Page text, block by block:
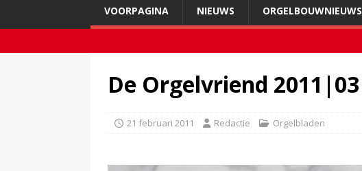
VOORPAGINA NIEUWS ORGELBOUWNIEUWS
De Orgelvriend 2011|03
21 februari 2011 Redactie Orgelbladen